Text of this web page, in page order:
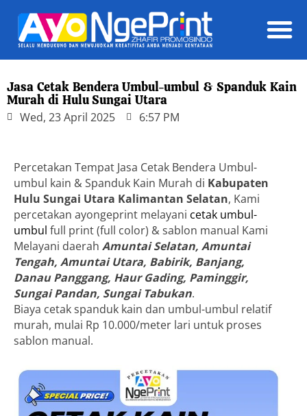
Jasa Cetak Bendera Umbul-umbul & Spanduk Kain
Murah di Hulu Sungai Utara
Wed, 23 April 2025 6:57 PM
Percetakan Tempat Jasa Cetak Bendera Umbul-
umbul kain & Spanduk Kain Murah di Kabupaten
Hulu Sungai Utara Kalimantan Selatan, Kami
percetakan ayongeprint melayani cetak umbul-
umbul full print (full color) & sablon manual Kami
Melayani daerah Amuntai Selatan, Amuntai
Tengah, Amuntai Utara, Babirik, Banjang,
Danau Panggang, Haur Gading, Paminggir,
Sungai Pandan, Sungai Tabukan.
Biaya cetak spanduk kain dan umbul-umbul relatif
murah, mulai Rp 10.000/meter lari untuk proses
sablon manual.